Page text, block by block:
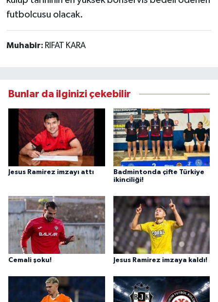
futbolcusu olacak.
Muhabir: RIFAT KARA
Bunlar da ilginizi çekebilir
Jesus Ramirez imzayı attı
Badmintonda çifte Türkiye
ikinciliği!
Cemali şoku! Jesus Ramirez imzaya kaldı!